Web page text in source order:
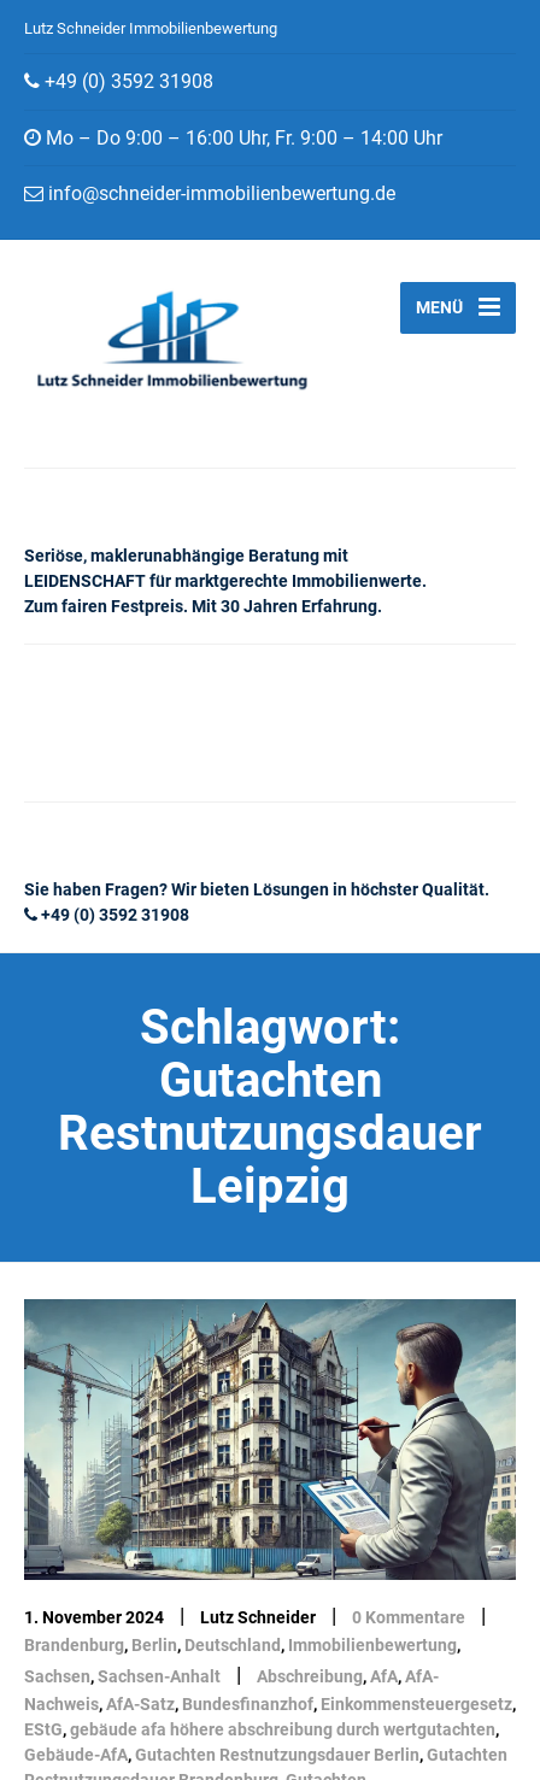
Lutz Schneider Immobilienbewertung
+49 (0) 3592 31908
Mo – Do 9:00 – 16:00 Uhr, Fr. 9:00 – 14:00 Uhr
info@schneider-immobilienbewertung.de
Seriöse, maklerunabhängige Beratung mit
LEIDENSCHAFT für marktgerechte Immobilienwerte.
Zum fairen Festpreis. Mit 30 Jahren Erfahrung.
MENÜ
Sie haben Fragen? Wir bieten Lösungen in höchster Qualität.
+49 (0) 3592 31908
Schlagwort:
Gutachten
Restnutzungsdauer
Leipzig
1. November 2024 | Lutz Schneider | 0 Kommentare |
Brandenburg, Berlin, Deutschland , Immobilienbewertung,
Sachsen,Sachsen-Anhalt | Abschreibung,AfA,AfA-
Nachweis,AfA-Satz, Bundesfinanzhof, Einkommensteuergesetz,
EStG,gebäude afa höhere abschreibung durch wertgutachten,
Gebäude-AfA,Gutachten Restnutzungsdauer Berlin,Gutachten